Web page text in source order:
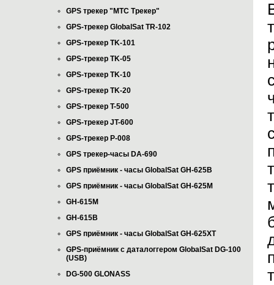
GPS трекер "МТС Трекер"
GPS-трекер GlobalSat TR-102
GPS-трекер TK-101
GPS-трекер TK-05
GPS-трекер TK-10
GPS-трекер TK-20
GPS-трекер T-500
GPS-трекер JT-600
GPS-трекер P-008
GPS трекер-часы DA-690
GPS приёмник - часы GlobalSat GH-625B
GPS приёмник - часы GlobalSat GH-625M
GH-615M
GH-615B
GPS приёмник - часы GlobalSat GH-625XT
GPS-приёмник с даталоггером GlobalSat DG-100
(USB)
DG-500 GLONASS